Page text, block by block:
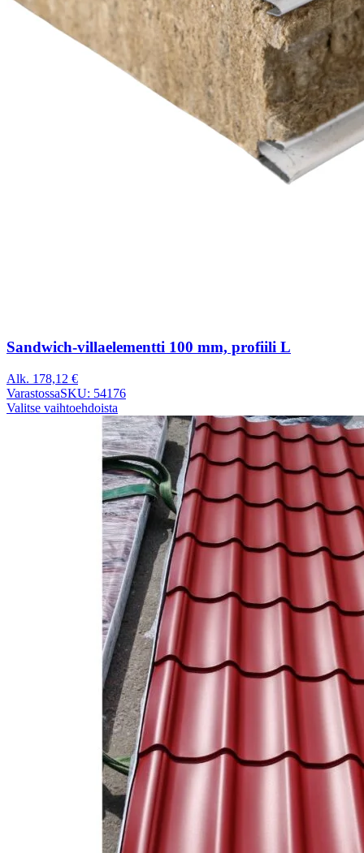
Sandwich-villaelementti 100 mm, profiili L
Alk. 178,12 €
VarastossaSKU: 54176
Valitse vaihtoehdoista